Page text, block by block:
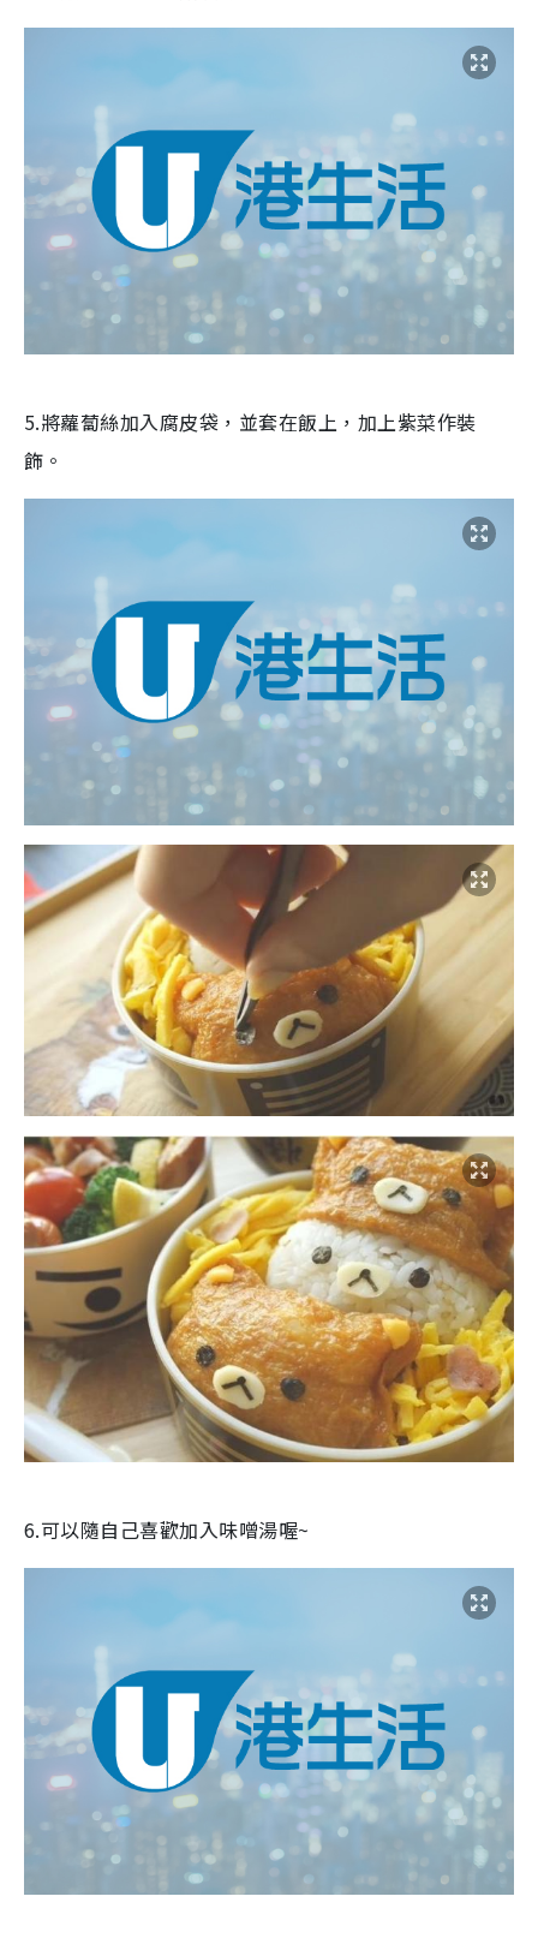
5.將蘿蔔絲加入腐皮袋，並套在飯上，加上紫菜作裝
飾。
6.可以隨自己喜歡加入味噌湯喔~